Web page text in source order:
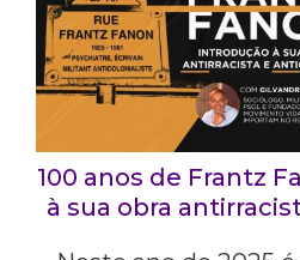
100 anos de Frantz
à sua obra